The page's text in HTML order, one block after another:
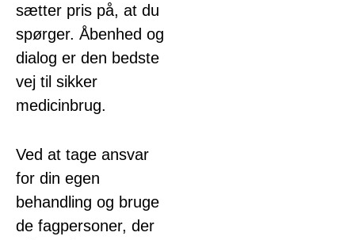
sætter pris på, at du
spørger. Åbenhed og
dialog er den bedste
vej til sikker
medicinbrug.
Ved at tage ansvar
for din egen
behandling og bruge
de fagpersoner, der